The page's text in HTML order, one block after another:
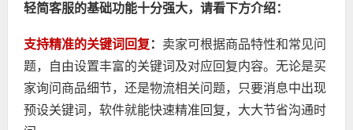
轻简客服的基础功能十分强大，请看下方介绍：
支持精准的关键词回复 ： 卖家可根据商品特性和常见问
题，自由设置丰富的关键词及对应回复内容。无论是买
家询问商品细节，还是物流相关问题，只要消息中出现
预设关键词，软件就能快速精准回复，大大节省沟通时